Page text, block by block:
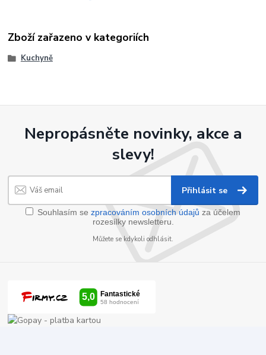
Zboží zařazeno v kategoriích
Kuchyně
Nepropásněte novinky, akce a
slevy!
Přihlásit se
Souhlasím se zpracováním osobních údajů za účelem
rozesílky newsletteru.
Můžete se kdykoli odhlásit.